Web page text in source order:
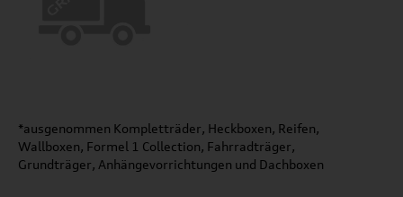
*ausgenommen Kompletträder, Heckboxen, Reifen,
Wallboxen, Formel 1 Collection, Fahrradträger,
Grundträger, Anhängevorrichtungen und Dachboxen